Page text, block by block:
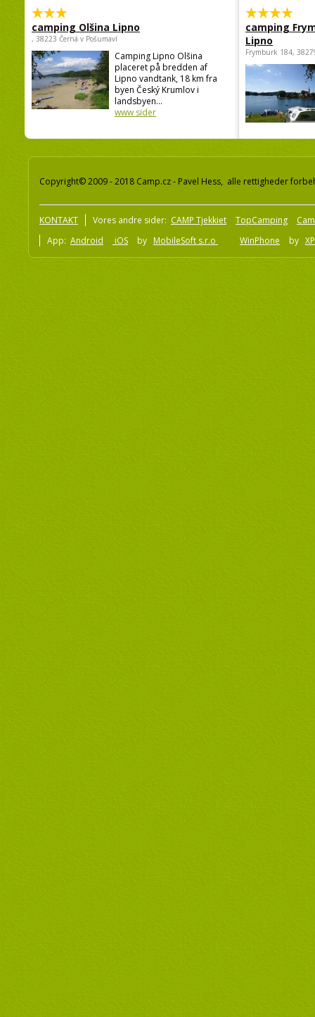
camping Olšina Lipno
, 38223 Černá v Pošumaví
Camping Lipno Olšina
placeret på bredden af
Lipno vandtank, 18 km fra
byen Český Krumlov i
landsbyen...
www sider
camping
Lipno
Frymburk 184,
Copyright© 2009 - 2018 Camp.cz - Pavel Hess, alle rettigheder
KONTAKT Vores andre sider: CAMP Tjekkiet TopCamping
App: Android iOS by MobileSoft s.r.o WinPhone by